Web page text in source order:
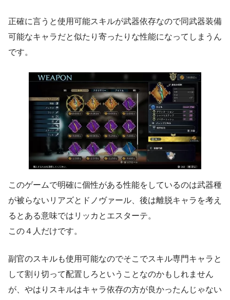
正確に言うと使用可能スキルが武器依存なので同武器装備
可能なキャラだと似たり寄ったりな性能になってしまうん
です。
このゲームで明確に個性がある性能をしているのは武器種
が被らないリアズとドノヴァール、後は離脱キャラを考え
るとある意味ではリッカとエスターテ。
この４人だけです。
副官のスキルも使用可能なのでそこでスキル専門キャラと
して割り切って配置しろということなのかもしれません
が、やはりスキルはキャラ依存の方が良かったんじゃない